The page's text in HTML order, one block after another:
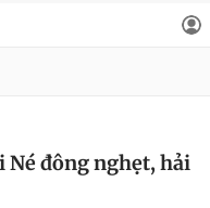
Né đông nghẹt, hải